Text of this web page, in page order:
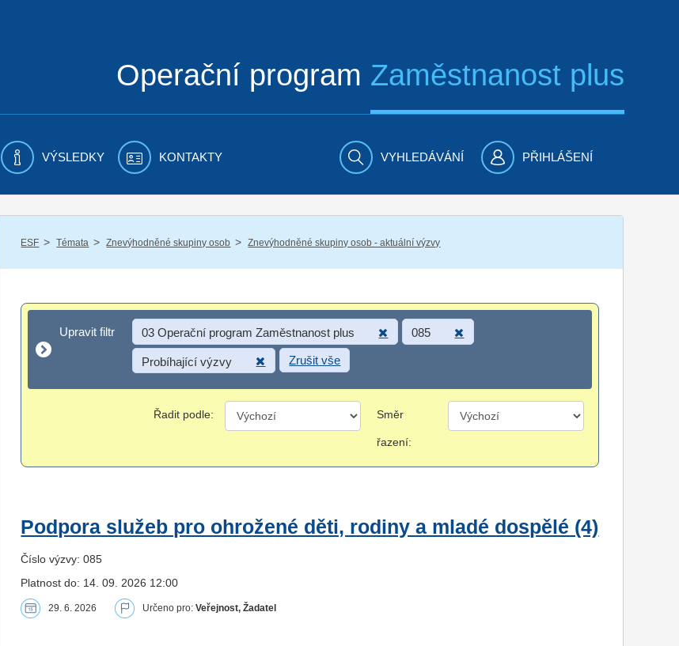
Operační program Zaměstnanost plus
VÝSLEDKY KONTAKTY VYHLEDÁVÁNÍ PŘIHLÁŠENÍ
ESF / Témata / Znevýhodněné skupiny osob / Znevýhodněné skupiny osob - aktuální výzvy
Upravit filtr
Upravit filtr 03 Operační program Zaměstnanost plus 085
Probíhající výzvy Zrušit vše
Řadit podle: Směr
řazení:
Podpora služeb pro ohrožené děti, rodiny a mladé dospělé (4)
Číslo výzvy: 085
Platnost do: 14. 09. 2026 12:00
29. 6. 2026 Určeno pro:Veřejnost, Žadatel